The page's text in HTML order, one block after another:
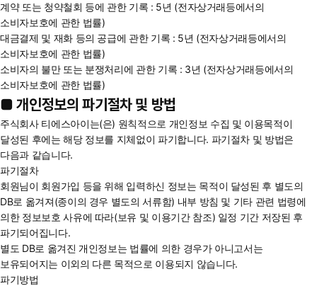
계약 또는 청약철회 등에 관한 기록 : 5년 (전자상거래등에서의
소비자보호에 관한 법률)
대금결제 및 재화 등의 공급에 관한 기록 : 5년 (전자상거래등에서의
소비자보호에 관한 법률)
소비자의 불만 또는 분쟁처리에 관한 기록 : 3년 (전자상거래등에서의
소비자보호에 관한 법률)
■ 개인정보의 파기절차 및 방법
주식회사 티에스아이는(은) 원칙적으로 개인정보 수집 및 이용목적이
달성된 후에는 해당 정보를 지체없이 파기합니다. 파기절차 및 방법은
다음과 같습니다.
파기절차
회원님이 회원가입 등을 위해 입력하신 정보는 목적이 달성된 후 별도의
DB로 옮겨져(종이의 경우 별도의 서류함) 내부 방침 및 기타 관련 법령에
의한 정보보호 사유에 따라(보유 및 이용기간 참조) 일정 기간 저장된 후
파기되어집니다.
별도 DB로 옮겨진 개인정보는 법률에 의한 경우가 아니고서는
보유되어지는 이외의 다른 목적으로 이용되지 않습니다.
파기방법